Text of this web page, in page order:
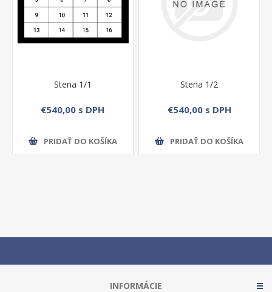
Stena 1/1
€540,00 s DPH
PRIDAŤ DO KOŠÍKA
Stena 1/2
€540,00 s DPH
PRIDAŤ DO KOŠÍKA
INFORMÁCIE